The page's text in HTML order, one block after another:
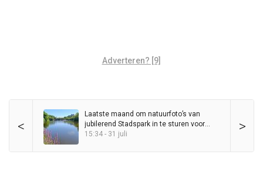
Adverteren? [9]
< >
Laatste maand om natuurfoto’s van
jubilerend Stadspark in te sturen voor
wedstrijd
15:34 - 31 juli